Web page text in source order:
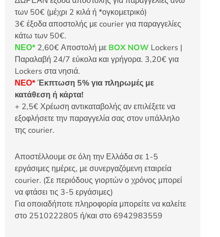
των 50€ (μέχρι 2 κιλά ή *ογκομετρικό)
3€ έξοδα αποστολής με courier για παραγγελίες
κάτω των 50€.
ΝΕΟ* 2,60€ Αποστολή με BOX NOW Lockers |
Παραλαβή 24/7 εύκολα και γρήγορα. 3,20€ για
Lockers στα νησιά.
ΝΕΟ*Έκπτωση 5% για πληρωμές με
κατάθεση ή κάρτα!
+ 2,5€ Χρέωση αντικαταβολής αν επιλέξετε να
εξοφλήσετε την παραγγελία σας στον υπάλληλο
της courier.
Αποστέλλουμε σε όλη την Ελλάδα σε 1-5
εργάσιμες ημέρες, με συνεργαζόμενη εταιρεία
courier. (Σε περιόδους γιορτών ο χρόνος μπορεί
να φτάσει τις 3-5 εργάσιμες)
Για οποιαδήποτε πληροφορία μπορείτε να καλείτε
στο 2510222805 ή/και στο 6942983559